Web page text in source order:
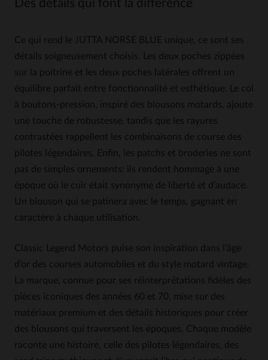
Des détails qui font la différence
Ce qui rend le JUTTA NORSE BLUE unique, ce sont ses
détails soigneusement choisis. Les deux poches zippées
sur la poitrine et les deux poches latérales offrent un
équilibre parfait entre fonctionnalité et esthétique. Le col
à boutons-pression, inspiré des blousons motards, ajoute
une touche de robustesse, tandis que les rayures
contrastées rappellent les combinaisons de course des
pilotes légendaires. Enfin, les patchs et broderies ne sont
pas de simples ornements: ils rendent hommage à une
époque où le cuir était synonyme de liberté et d’audace.
Un blouson qui se patinera avec le temps, gagnant en
caractère à chaque utilisation.
Classic Legend Motors puise son inspiration dans l’âge
d’or des courses automobiles et du style motard vintage.
La marque, connue pour ses réinterprétations fidèles des
pièces iconiques des années 60 et 70, mise sur des
matériaux premium et des détails historiques pour créer
des blousons qui traversent les époques. Chaque modèle
raconte une histoire, celle des pilotes légendaires, des